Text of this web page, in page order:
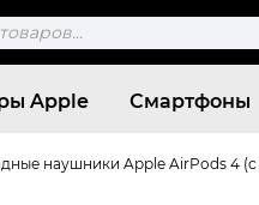
Apple Смартфоны
наушники Apple AirPods 4